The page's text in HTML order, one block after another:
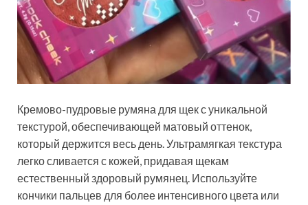
Кремово-пудровые румяна для щек с уникальной
текстурой, обеспечивающей матовый оттенок,
который держится весь день. Ультрамягкая текстура
легко сливается с кожей, придавая щекам
естественный здоровый румянец. Используйте
кончики пальцев для более интенсивного цвета или